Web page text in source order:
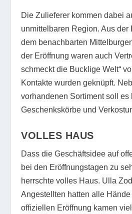
Die Zulieferer kommen dabei
unmittelbaren Region. Aus der
dem benachbarten
der Eröffnung waren auch
schmeckt die Bucklige Welt“
Kontakte wurden geknüpft.
vorhandenen Sortiment soll es
Geschenkskörbe und
VOLLES HAUS
Dass die Geschäftsidee auf
bei den Eröffnungstagen zu
herrschte volles Haus. Ulla
Angestellten hatten alle
offiziellen Eröffnung kamen